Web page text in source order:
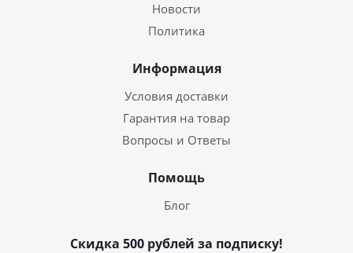
Новости
Политика
Информация
Условия доставки
Гарантия на товар
Вопросы и Ответы
Помощь
Блог
Скидка 500 рублей за подписку!